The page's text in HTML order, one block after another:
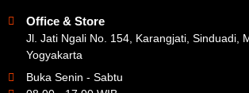
Office & Store
Jl. Jati Ngali No. 154, Karangjati, Sinduadi,
Yogyakarta
Buka Senin - Sabtu